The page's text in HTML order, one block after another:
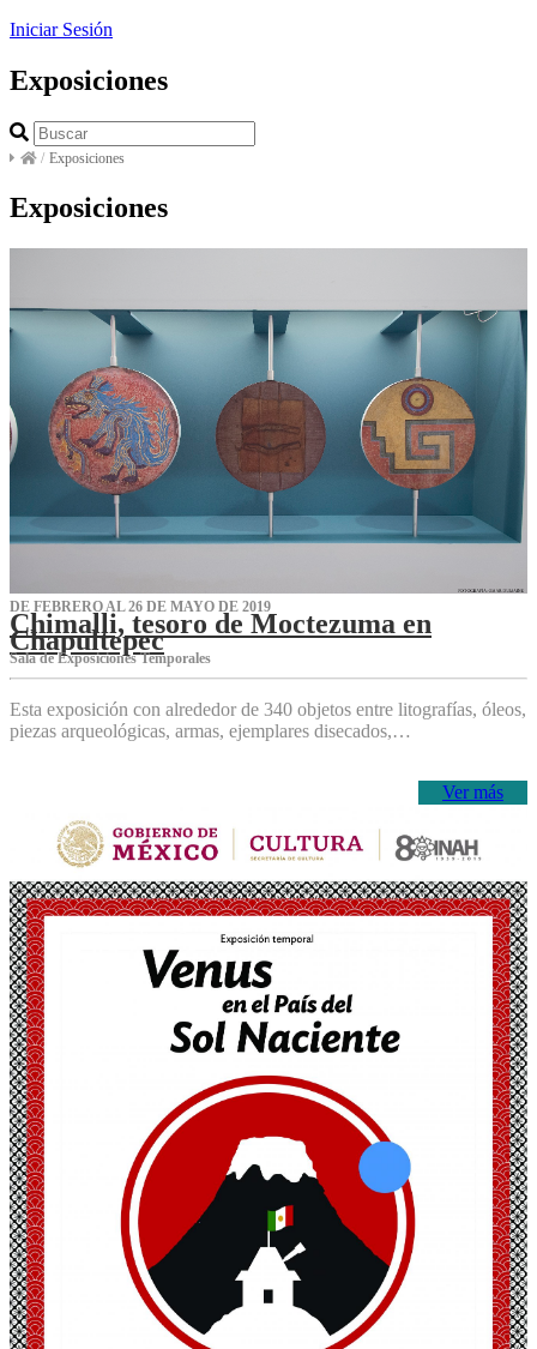
Iniciar Sesión
Exposiciones
/ Exposiciones
Exposiciones
DE FEBRERO AL 26 DE MAYO DE 2019
Chimalli, tesoro de Moctezuma en
Chapultepec
Sala de Exposiciones Temporales
Esta exposición con alrededor de 340 objetos entre litografías, óleos,
piezas arqueológicas, armas, ejemplares disecados,…
Ver más